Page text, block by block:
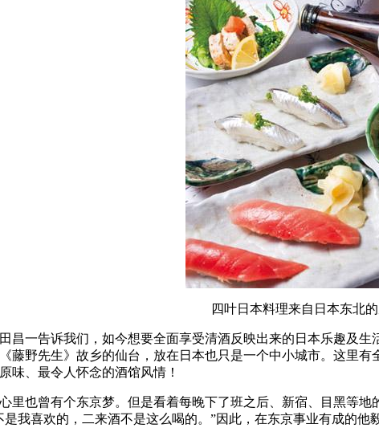
四叶日本料理来自日本东北
昌一告诉我们，如今想要全面享受清酒反映出来的日本乐趣及
藤野先生》故乡的仙台，放在日本也只是一个中小城市。这里
味、最令人怀念的酒馆风情！
里也曾有个东京梦。但是看着每晚下了班之后、新宿、目黑等
我喜欢的，二来酒不是这么喝的。”因此，在东京事业有成的